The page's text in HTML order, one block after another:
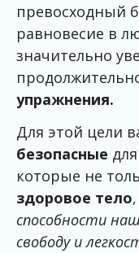
превосходный
равновесие в
значительно
упражнения.
Для этой цели
безопасные
которые не
здоровое тело
способности
свободу и